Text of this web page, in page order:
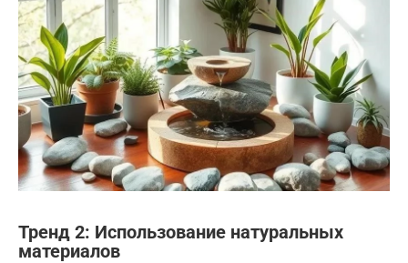
Тренд 2: Использование натуральных
материалов